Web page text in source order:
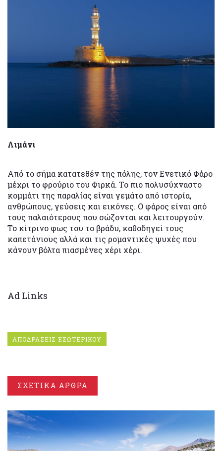
Λιμάνι
Από το σήμα κατατεθέν της πόλης, τον Ενετικό Φάρο
μέχρι το φρούριο του Φιρκά. Το πιο πολυσύχναστο
κομμάτι της παραλίας είναι γεμάτο από ιστορία,
ανθρώπους, γεύσεις και εικόνες. Ο φάρος είναι από
τους παλαιότερους που σώζονται και λειτουργούν.
Το κίτρινο φως του το βράδυ, καθοδηγεί τους
καπετάνιους αλλά και τις ρομαντικές ψυχές που
κάνουν βόλτα πιασμένες χέρι χέρι.
Ad Links
ΑΠΟΔΡΑΣΕΙΣ ΕΣΩΤΕΡΙΚΟΥ
ΣΧΕΤΙΚΑ ΑΡΘΡΑ